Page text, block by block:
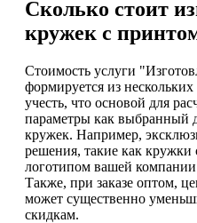
Сколько стоит
кружек с
Стоимость услуги
формируется из
учесть, что основой для
параметры как выбранный
кружек. Например,
решения, такие как
логотипом вашей
Также, при заказе оптом,
может существенно
скидкам.